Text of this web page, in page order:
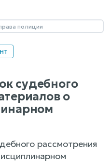
судебного
о
рассмотрения